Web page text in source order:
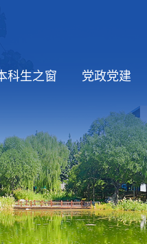
科生之窗 党政党建
党风廉政
工会活动